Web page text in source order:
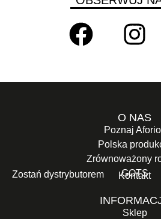
O NAS
Poznaj
Polska
Zrównoważony
GOTS
Zostań dystrybutorem Kontakt
Sklep